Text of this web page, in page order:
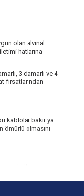
olan alvinal
hatlarına
3 damarlı ve 4
fırsatlarından
kablolar bakır ya
olmasını